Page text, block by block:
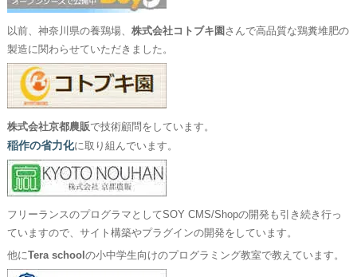
以前、神奈川県の養鶏場、 株式会社コトブキ園 さんで高品質な鶏糞堆肥の
製造に関わらせていただきました。
株式会社京都農販で技術顧問をしています。
稲作の省力化に取り組んでいます。
フリーランスのプログラマとしてSOY CMS/Shopの開発も引き続き行っ
ていますので、サイト構築やプラグインの開発をしています。
他にTera school の小中学生向けのプログラミング教室で教えています。